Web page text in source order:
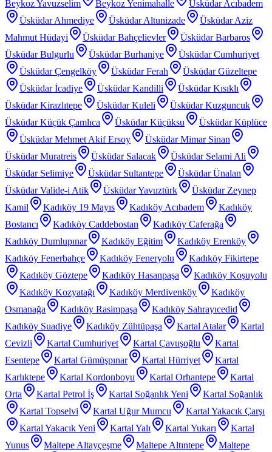
Beykoz Yavuzselim Beykoz Yenimahalle
Üsküdar Acıbadem
Üsküdar Ahmediye
Üsküdar Altunizade
Üsküdar Aziz
Mahmut Hüdayi
Üsküdar Bahçelievler
Üsküdar Barbaros
Üsküdar Bulgurlu
Üsküdar Burhaniye
Üsküdar Cumhuriyet
Üsküdar Çengelköy
Üsküdar Ferah
Üsküdar Güzeltepe
Üsküdar İcadiye
Üsküdar Kandilli
Üsküdar Kısıklı
Üsküdar Kirazlıtepe
Üsküdar Kuleli
Üsküdar Kuzguncuk
Üsküdar Küçük Çamlıca
Üsküdar Küçüksu
Üsküdar Küplüce
Üsküdar Mehmet Akif Ersoy
Üsküdar Mimar Sinan
Üsküdar Muratreis
Üsküdar Salacak
Üsküdar Selami Ali
Üsküdar Selimiye
Üsküdar Sultantepe
Üsküdar Ünalan
Üsküdar Valide-i Atik
Üsküdar Yavuztürk
Üsküdar Zeynep
Kamil
Kadıköy 19 Mayıs Kadıköy Acıbadem
Kadıköy
Bostancı
Kadıköy Caddebostan
Kadıköy Caferağa
Kadıköy Dumlupınar
Kadıköy Eğitim
Kadıköy Erenköy
Kadıköy Fenerbahçe
Kadıköy Feneryolu
Kadıköy Fikirtepe
Kadıköy Göztepe
Kadıköy Hasanpaşa
Kadıköy Koşuyolu
Kadıköy Kozyatağı
Kadıköy Merdivenköy
Kadıköy
Osmanağa
Kadıköy Rasimpaşa
Kadıköy Sahrayıcedid
Kadıköy Suadiye
Kadıköy Zühtüpaşa Kartal Atalar
Kartal
Cevizli
Kartal Cumhuriyet Kartal Çavuşoğlu
Kartal
Esentepe
Kartal Gümüşpınar Kartal Hürriyet
Kartal
Karlıktepe
Kartal Kordonboyu Kartal Orhantepe
Kartal
Orta
Kartal Petrol İş Kartal Soğanlık Yeni
Kartal Soğanlık
Kartal Topselvi
Kartal Uğur Mumcu
Kartal Yakacık Çarşı
Kartal Yakacık Yeni
Kartal Yalı Kartal Yukarı
Kartal
Yunus
Maltepe Altayçeşme Maltepe Altıntepe
Maltepe